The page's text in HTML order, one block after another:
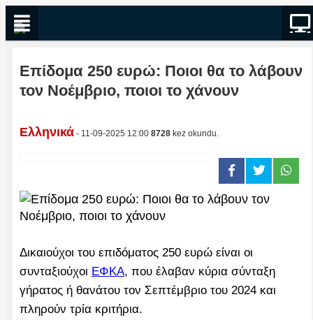
Επίδομα 250 ευρώ: Ποιοι θα το λάβουν
τον Νοέμβριο, ποιοι το χάνουν
Ελληνικά - 11-09-2025 12:00 8728 kez okundu.
Δικαιούχοι του επιδόματος 250 ευρώ είναι οι
συνταξιούχοι ΕΦΚΑ, που έλαβαν κύρια σύνταξη
γήρατος ή θανάτου τον Σεπτέμβριο του 2024 και
πληρούν τρία κριτήρια.